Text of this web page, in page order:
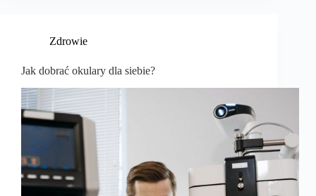
Zdrowie
Jak dobrać okulary dla siebie?